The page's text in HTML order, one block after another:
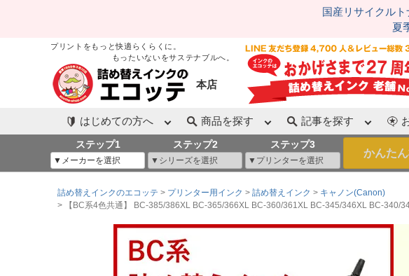
国産リサイクル
夏
プリントをもっと快適らくらくに。
もったいないをサステナブルへ。
本店
はじめての方へ 商品を探す 記事を探す
ステップ1 ステップ2 ステップ3
詰め替えインクのエコッテ プリンター用インク 詰め替えインク
キャノン(Canon)
【BC系4色共通】 BC-385/386XL BC-365/366XL BC-360/361XL BC-345/346XL BC-